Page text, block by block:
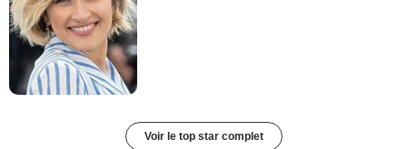
Voir le top star complet